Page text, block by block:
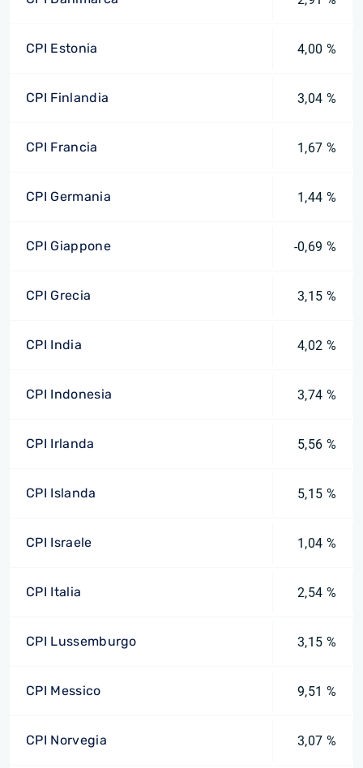
CPI Estonia 4,00 %
CPI Finlandia 3,04 %
CPI Francia 1,67 %
CPI Germania 1,44 %
CPI Giappone -0,69 %
CPI Grecia 3,15 %
CPI India 4,02 %
CPI Indonesia 3,74 %
CPI Irlanda 5,56 %
CPI Islanda 5,15 %
CPI Israele 1,04 %
CPI Italia 2,54 %
CPI Lussemburgo 3,15 %
CPI Messico 9,51 %
CPI Norvegia 3,07 %